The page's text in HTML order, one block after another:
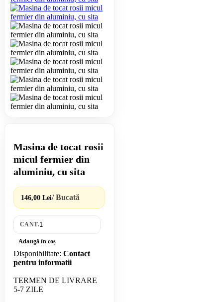
Masina de tocat rosii
micul fermier din
aluminiu, cu sita
146,00 Lei/ Bucată
CANT.
Adaugă în coș
Disponibilitate: Contact
pentru informatii
TERMEN DE LIVRARE
5-7 ZILE